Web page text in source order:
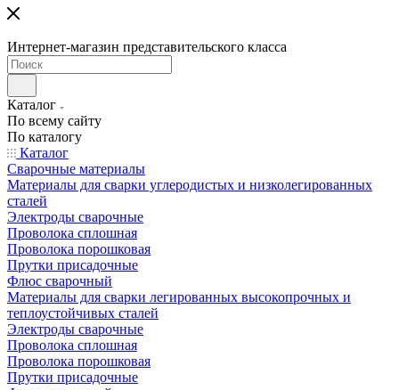
Интернет-магазин представительского класса
Каталог
По всему сайту
По каталогу
Каталог
Сварочные материалы
Материалы для сварки углеродистых и низколегированных
сталей
Электроды сварочные
Проволока сплошная
Проволока порошковая
Прутки присадочные
Флюс сварочный
Материалы для сварки легированных высокопрочных и
теплоустойчивых сталей
Электроды сварочные
Проволока сплошная
Проволока порошковая
Прутки присадочные